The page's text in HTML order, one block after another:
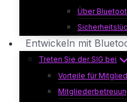
Über
Entwickeln mit
Treten Sie der SIG bei
Vorteile für